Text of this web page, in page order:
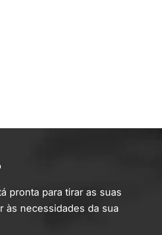
pronta para tirar as suas
às necessidades da sua